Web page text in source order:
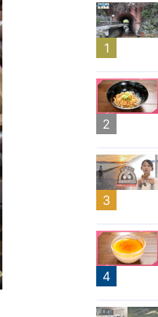
1
2
3
4